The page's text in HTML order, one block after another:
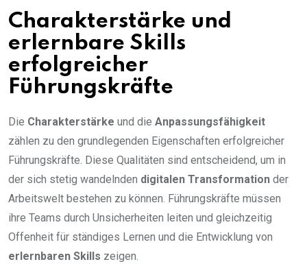
Charakterstärke und
erlernbare Skills
erfolgreicher
Führungskräfte
Die Charakterstärke und die Anpassungsfähigkeit
zählen zu den grundlegenden Eigenschaften erfolgreicher
Führungskräfte. Diese Qualitäten sind entscheidend, um in
der sich stetig wandelnden digitalen Transformation der
Arbeitswelt bestehen zu können. Führungskräfte müssen
ihre Teams durch Unsicherheiten leiten und gleichzeitig
Offenheit für ständiges Lernen und die Entwicklung von
erlernbaren Skills zeigen.